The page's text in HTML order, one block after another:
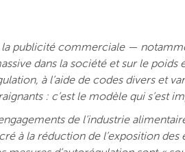
publicité commerciale —
dans la société et sur le
à l’aide de codes divers et
: c’est le modèle qui s’est
de l’industrie
à la réduction de l’exposition